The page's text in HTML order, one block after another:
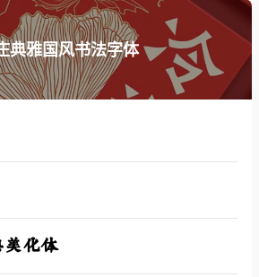
典雅国风书法字体
美化体